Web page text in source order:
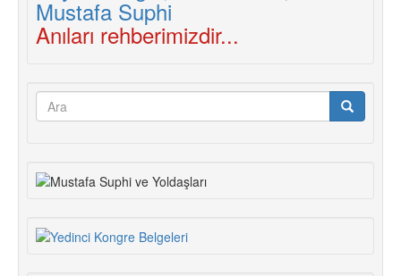
Anıları rehberimizdir...
Arama